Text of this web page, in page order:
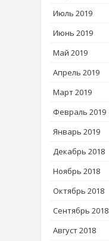
Июль 2019
Июнь 2019
Май 2019
Апрель 2019
Март 2019
Февраль 2019
Январь 2019
Декабрь 2018
Ноябрь 2018
Октябрь 2018
Сентябрь 2018
Август 2018